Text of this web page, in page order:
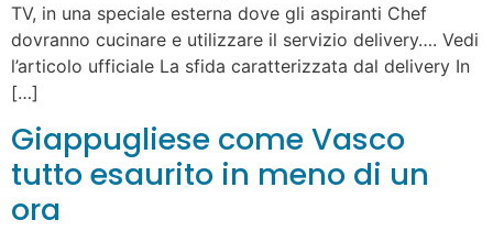
TV, in una speciale esterna dove gli aspiranti Chef
dovranno cucinare e utilizzare il servizio delivery…. Vedi
l’articolo ufficiale La sfida caratterizzata dal delivery In
[…]
Giappugliese come Vasco
tutto esaurito in meno di un
ora